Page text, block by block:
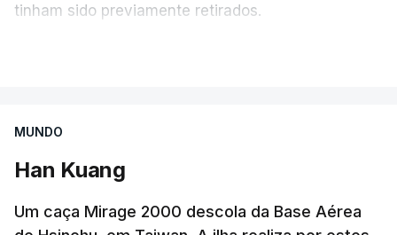
tinham sido previamente retirados.
20 instalações pertencentes à Wildberries --- uma
frequentemente chamada de "Amazon russa" ---
MUNDO
Han Kuang
Um caça Mirage 2000 descola da Base Aérea